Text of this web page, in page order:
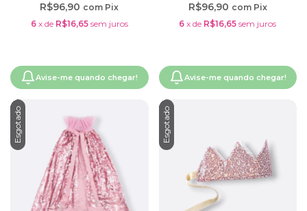
R$96,90 com Pix
6 x de R$16,65 sem juros
Avise-me quando chegar!
R$96,90 com Pix
6 xde R$16,65 sem juros
Avise-me quando chegar!
Esgotado Esgotado